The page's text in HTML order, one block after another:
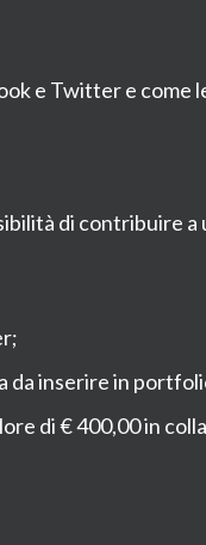
e Twitter e come
di contribuire
inserire in
di € 400,00 in